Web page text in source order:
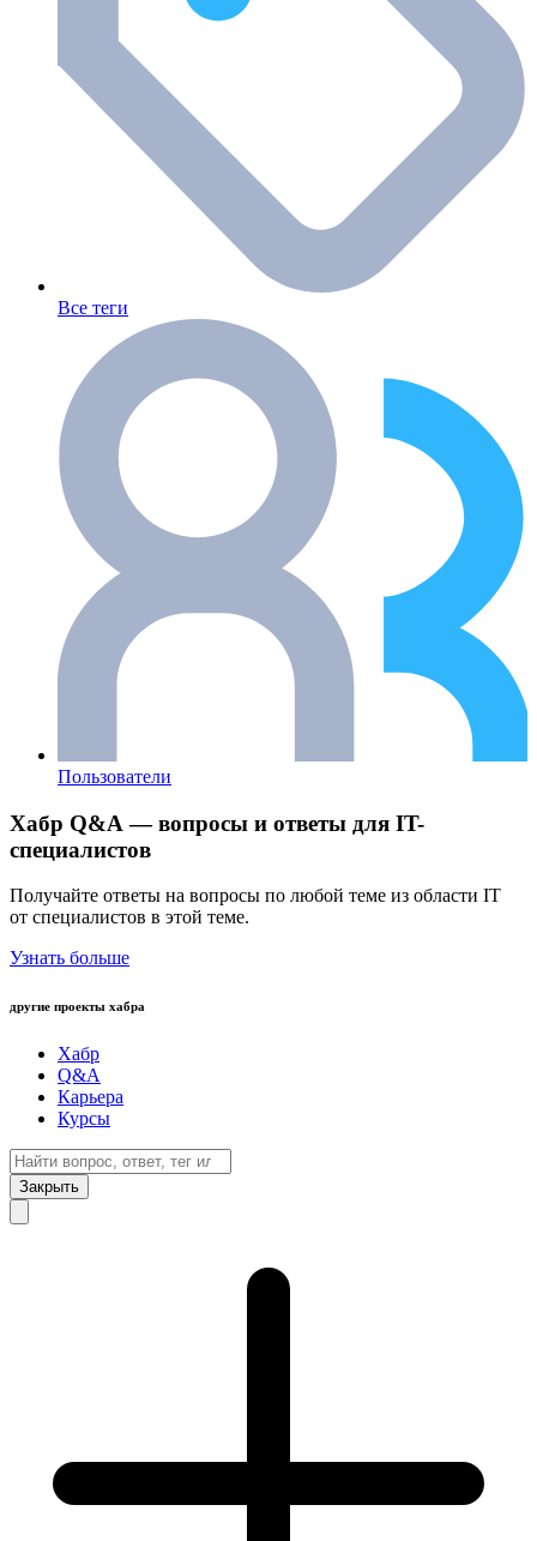
Все теги
Пользователи
Хабр Q&A — вопросы и ответы для IT-
специалистов
Получайте ответы на вопросы по любой теме из области IT
от специалистов в этой теме.
Узнать больше
другие проекты хабра
Хабр
Q&A
Карьера
Курсы
Закрыть